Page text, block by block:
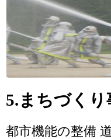
5.まちづく
都市機能の整備